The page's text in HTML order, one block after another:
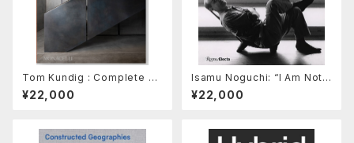
Tom Kundig : Complete H
ouses
¥22,000
Isamu Noguchi: “I Am Not a
Designer”
¥22,000